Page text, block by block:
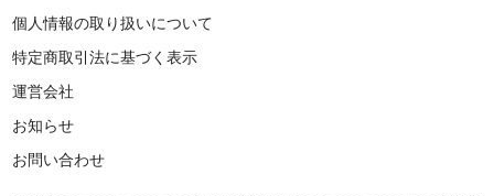
個人情報の取り扱いについて
特定商取引法に基づく表示
運営会社
お知らせ
お問い合わせ